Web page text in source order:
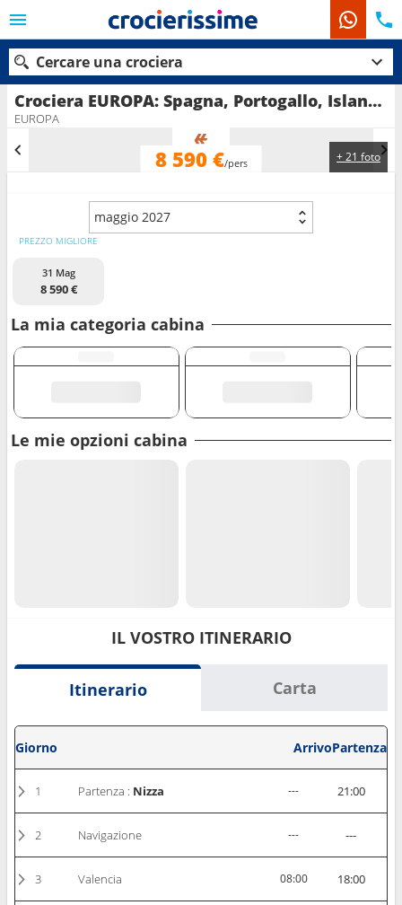
Crociera EUROPA: Spagna, Portogallo, Islanda, Francia, Belgio, Germania in partenza da Nizza
EUROPA
+ 21 foto
8 590 €/pers
maggio 2027
PREZZO MIGLIORE
31 Mag
8 590 €
La mia categoria cabina
Le mie opzioni cabina
IL VOSTRO ITINERARIO
Itinerario Carta
Giorno ArrivoPartenza
1 Partenza : Nizza --- 21:00
2 Navigazione --- ---
3 Valencia 08:00 18:00
Cercare una crociera
Le nostre destinazioni
Mesi di partenza
Porti